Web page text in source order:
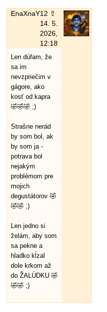
EnaXnaY12 ⇧
14. 5.
2026,
12:18
Len dúfam, že
sa im
nevzpriečim v
gágore, ako
kosť od kapra
🤣🤣🤣 ;)
Strašne nerád
by som bol, ak
by som ja -
potrava bol
nejakým
problémom pre
mojich
degustátorov 🤣
🤣🤣 ;)
Len jedno si
želám, aby som
sa pekne a
hladko kĺzal
dole krkom až
do ŽALÚDKU 🤣
🤣🤣 ;)